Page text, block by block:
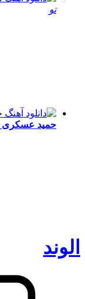
تو
حمید عسکری
الوند